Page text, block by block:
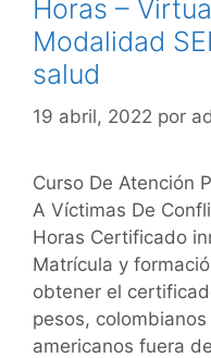
Horas –
Modalidad
salud
19 abril, 2022 por
Curso De Atención
A Víctimas De
Horas Certificado
Matrícula y
obtener el
pesos,
americanos fuera